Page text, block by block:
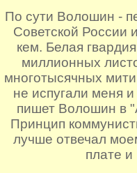
По сути Волошин -
Советской России
кем. Белая
миллионных
многотысячных
не испугали меня
пишет Волошин в
Принцип
лучше отвечал
плате и